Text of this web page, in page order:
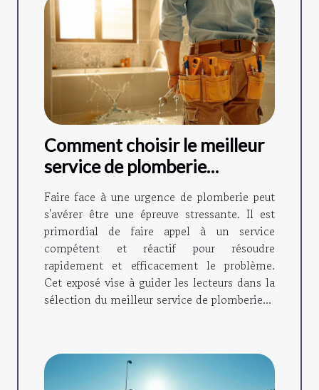
Comment choisir le meilleur
service de plomberie
d'urgence
Faire face à une urgence de plomberie peut
s'avérer être une épreuve stressante. Il est
primordial de faire appel à un service
compétent et réactif pour résoudre
rapidement et efficacement le problème.
Cet exposé vise à guider les lecteurs dans la
sélection du meilleur service de plomberie...